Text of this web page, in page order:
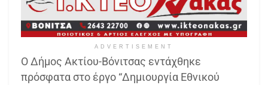
ADVERTISEMENT
Ο Δήμος Ακτίου-Βόνιτσας εντάχθηκε
πρόσφατα στο έργο “Δημιουργία Εθνικού